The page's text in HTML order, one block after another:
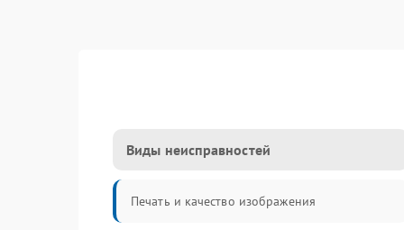
Виды неисправностей
Печать и качество изображения